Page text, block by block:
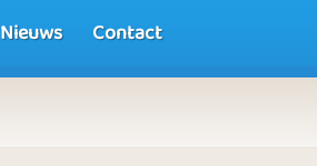
Nieuws Contact